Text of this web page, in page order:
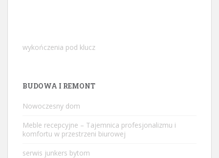
wykończenia pod klucz
BUDOWA I REMONT
Nowoczesny dom
Meble recepcyjne – Tajemnica profesjonalizmu i
komfortu w przestrzeni biurowej
serwis junkers bytom